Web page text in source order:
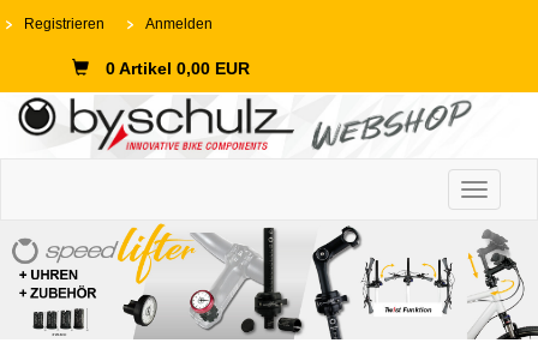
Registrieren Anmelden
0 Artikel 0,00 EUR
Toggle